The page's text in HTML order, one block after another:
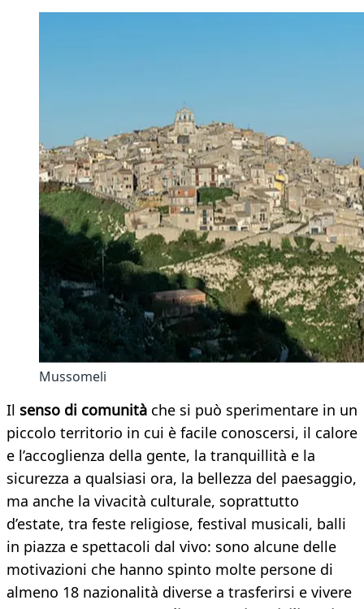
Mussomeli
Il senso di comunità che si può sperimentare in un
piccolo territorio in cui è facile conoscersi, il calore
e l’accoglienza della gente, la tranquillità e la
sicurezza a qualsiasi ora, la bellezza del paesaggio,
ma anche la vivacità culturale, soprattutto
d’estate, tra feste religiose, festival musicali, balli
in piazza e spettacoli dal vivo: sono alcune delle
motivazioni che hanno spinto molte persone di
almeno 18 nazionalità diverse a trasferirsi e vivere